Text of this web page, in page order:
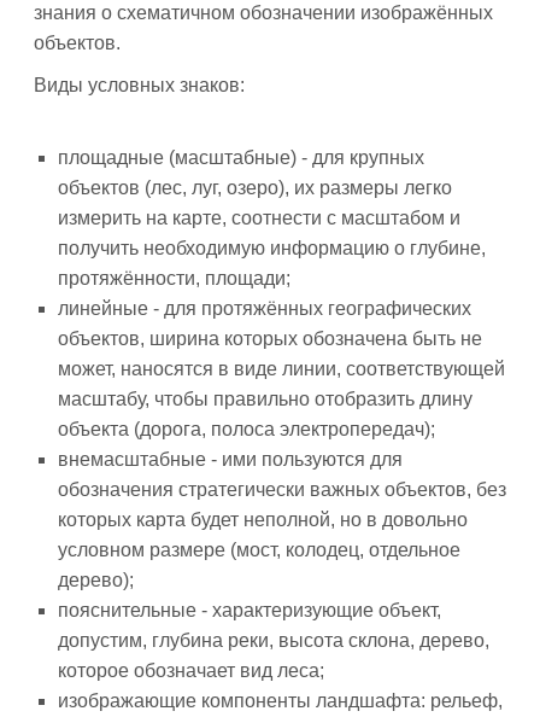
знания о схематичном обозначении изображённых
объектов.
Виды условных знаков:
площадные (масштабные) - для крупных
объектов (лес, луг, озеро), их размеры легко
измерить на карте, соотнести с масштабом и
получить необходимую информацию о глубине,
протяжённости, площади;
линейные - для протяжённых географических
объектов, ширина которых обозначена быть не
может, наносятся в виде линии, соответствующей
масштабу, чтобы правильно отобразить длину
объекта (дорога, полоса электропередач);
внемасштабные - ими пользуются для
обозначения стратегически важных объектов, без
которых карта будет неполной, но в довольно
условном размере (мост, колодец, отдельное
дерево);
пояснительные - характеризующие объект,
допустим, глубина реки, высота склона, дерево,
которое обозначает вид леса;
изображающие компоненты ландшафта: рельеф,